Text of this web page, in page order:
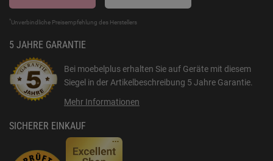
*Unverbindliche Preisempfehlung des Herstellers
5 JAHRE GARANTIE
Bei moebelplus erhalten Sie auf Geräte mit diesem
Siegel in der Artikelbeschreibung 5 Jahre Garantie.
Mehr Informationen
SICHERER EINKAUF